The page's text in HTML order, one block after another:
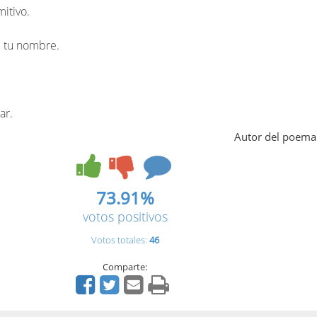
tu nombre.
Autor del
73.91%
votos positivos
Votos totales: 46
Comparte: